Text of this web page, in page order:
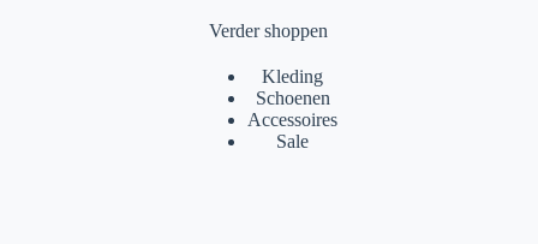
Verder shoppen
Kleding
Schoenen
Accessoires
Sale